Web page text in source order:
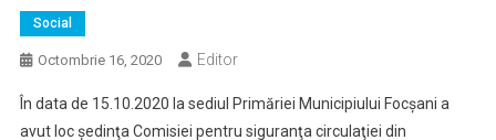
Social
Octombrie 16, 2020 Editor
În data de 15.10.2020 la sediul Primăriei Municipiului Focşani a
avut loc şedinţa Comisiei pentru siguranţa circulaţiei din